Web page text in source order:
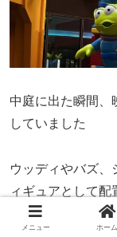
中庭に出た瞬間、
していました
ウッディやバズ、
ィギュアとして
ちゃになったよう
メニュー ホーム